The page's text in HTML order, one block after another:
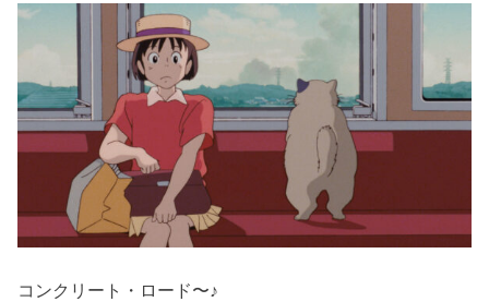
コンクリート・ロード〜♪